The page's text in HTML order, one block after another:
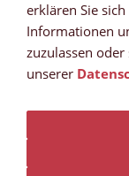
Impressum
erklären Sie
Informationen
zuzulassen
unserer